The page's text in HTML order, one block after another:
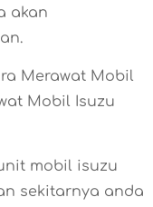
akan
Merawat Mobil
Mobil Isuzu
mobil isuzu
sekitarnya anda